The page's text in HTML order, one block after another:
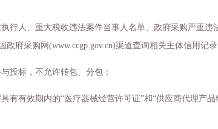
行人、重大税收违法案件当事人名单、政府采购严重
政府采购网(www.ccgp.gov.cn)渠道查询相关主体信用记
投标，不允许转包、分包；
有有效期内的“医疗器械经营许可证”和“供应商代理产品